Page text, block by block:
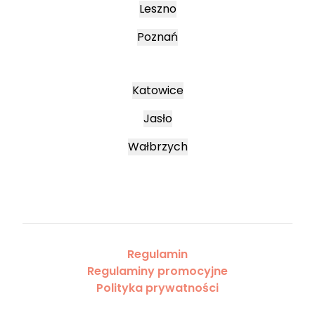
Leszno
Poznań
Katowice
Jasło
Wałbrzych
Regulamin
Regulaminy promocyjne
Polityka prywatności